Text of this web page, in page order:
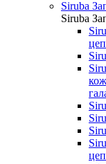
Siruba
Siruba